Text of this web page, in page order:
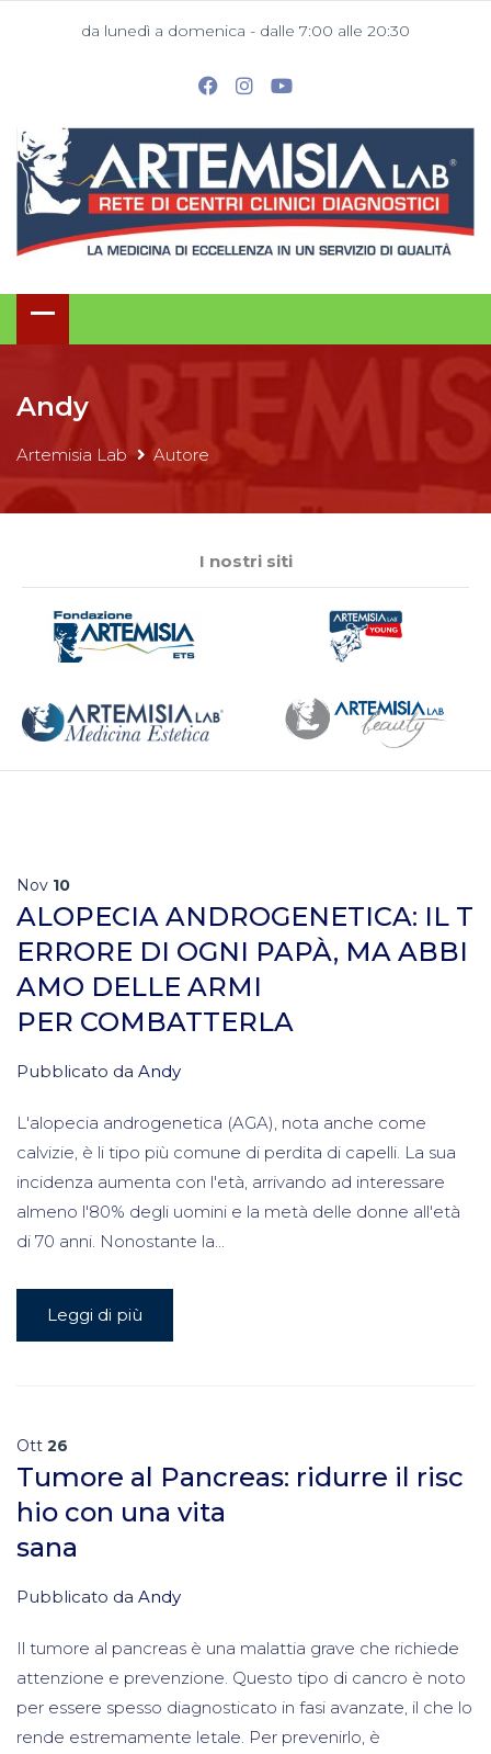
da lunedì a domenica - dalle 7:00 alle 20:30
Andy
Artemisia Lab Autore
I nostri siti
Nov 10
ALOPECIA ANDROGENETICA: IL T
ERRORE DI OGNI PAPÀ, MA ABBI
AMO DELLE ARMI
PER COMBATTERLA
Pubblicato da Andy
L'alopecia androgenetica (AGA), nota anche come
calvizie, è li tipo più comune di perdita di capelli. La sua
incidenza aumenta con l'età, arrivando ad interessare
almeno l'80% degli uomini e la metà delle donne all'età
di 70 anni. Nonostante la...
Leggi di più
Ott 26
Tumore al Pancreas: ridurre il risc
hio con una vita
sana
Pubblicato da Andy
Il tumore al pancreas è una malattia grave che richiede
attenzione e prevenzione. Questo tipo di cancro è noto
per essere spesso diagnosticato in fasi avanzate, il che lo
rende estremamente letale. Per prevenirlo, è